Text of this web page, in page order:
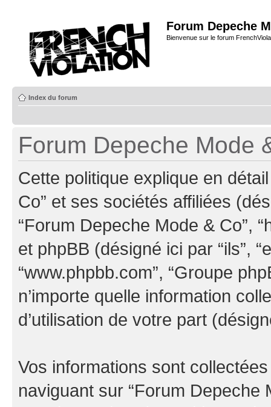
Forum Depeche
Bienvenue sur le forum
Index du forum
Forum Depeche Mode
Cette politique explique en
Co” et ses sociétés affiliées
“Forum Depeche Mode & Co”,
et phpBB (désigné ici par “ils”,
“www.phpbb.com”, “Groupe
n’importe quelle information
d’utilisation de votre part
Vos informations sont
naviguant sur “Forum Depeche